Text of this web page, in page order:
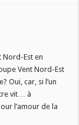
Nord-Est en
Vent Nord-Est
Oui, car, si l’un
vit… à
l’amour de la